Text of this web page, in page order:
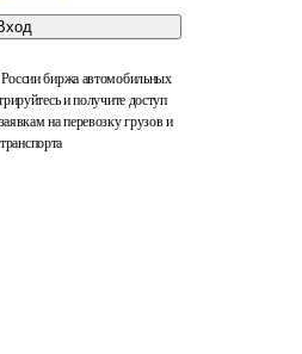
биржа автомобильных
и получите доступ
на перевозку грузов и